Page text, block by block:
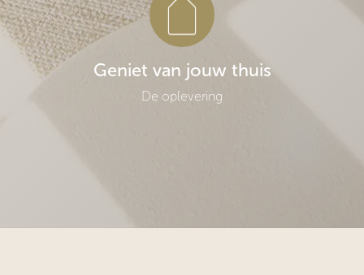
Geniet van jouw thuis
De oplevering